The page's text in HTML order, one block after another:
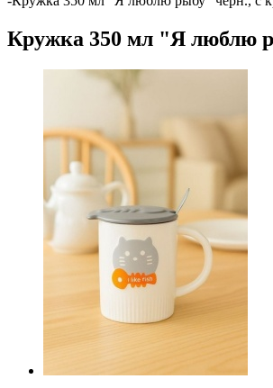
Кружка 350 мл "Я люблю